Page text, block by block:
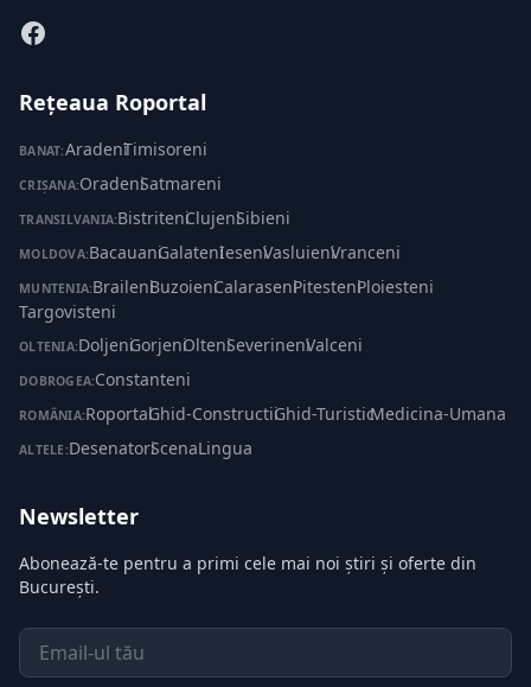
Rețeaua Roportal
BANAT:Aradeni·Timisoreni
CRIȘANA:Oradeni·Satmareni
TRANSILVANIA:Bistriteni·Clujeni·Sibieni
MOLDOVA:Bacauani·Galateni·Ieseni·Vasluieni·Vranceni
MUNTENIA:Braileni·Buzoieni·Calaraseni·Pitesteni·Ploiesteni·
Targovisteni
OLTENIA:Doljeni·Gorjeni·Olteni·Severineni·Valceni
DOBROGEA:Constanteni
ROMÂNIA:Roportal·Ghid-Constructii·Ghid-Turistic·Medicina-Umana
ALTELE:Desenatori·ScenaLingua
Newsletter
Abonează-te pentru a primi cele mai noi știri și oferte din
București.
Email